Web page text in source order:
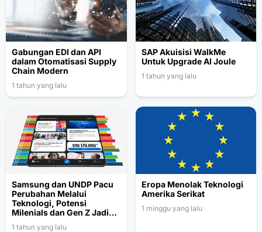
Gabungan EDI dan API
dalam Otomatisasi Supply
Chain Modern
1 tahun yang lalu
SAP Akuisisi WalkMe
Untuk Upgrade AI Joule
1 tahun yang lalu
Samsung dan UNDP Pacu
Perubahan Melalui
Teknologi, Potensi
Milenials dan Gen Z Jadi
1 tahun yang lalu
Eropa Menolak Teknologi
Amerika Serikat
1 minggu yang lalu